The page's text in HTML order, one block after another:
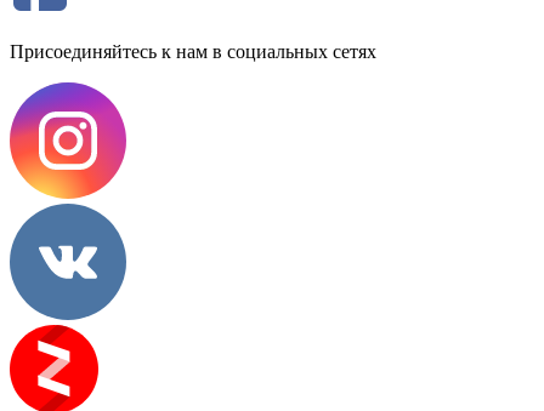
Присоединяйтесь к нам в социальных сетях